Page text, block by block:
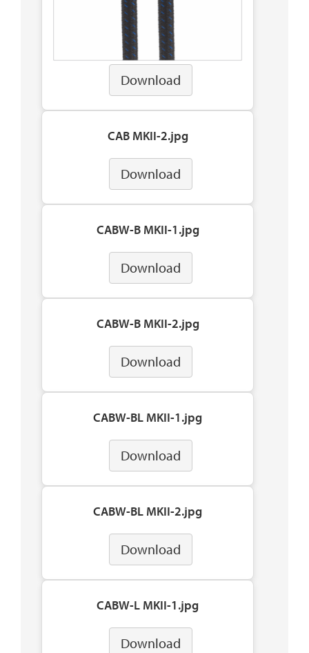
Download
CAB MKII-2.jpg
Download
CABW-B MKII-1.jpg
Download
CABW-B MKII-2.jpg
Download
CABW-BL MKII-1.jpg
Download
CABW-BL MKII-2.jpg
Download
CABW-L MKII-1.jpg
Download